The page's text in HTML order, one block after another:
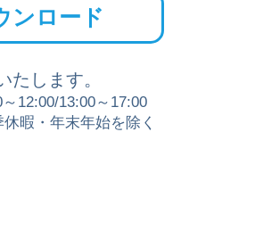
ンロード
します。
～12:00/13:00～17:00
暇・年末年始を除く